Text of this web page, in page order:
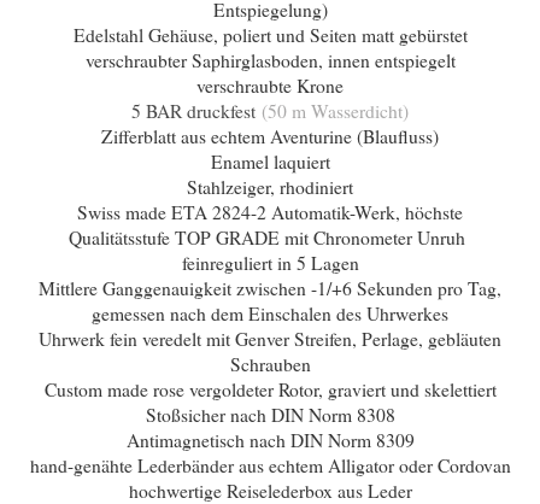
Entspiegelung)
Edelstahl Gehäuse, poliert und Seiten matt gebürstet
verschraubter Saphirglasboden, innen entspiegelt
verschraubte Krone
5 BAR druckfest (50 m Wasserdicht)
Zifferblatt aus echtem Aventurine (Blaufluss)
Enamel laquiert
Stahlzeiger, rhodiniert
Swiss made ETA 2824-2 Automatik-Werk, höchste
Qualitätsstufe TOP GRADE mit Chronometer Unruh
feinreguliert in 5 Lagen
Mittlere Ganggenauigkeit zwischen -1/+6 Sekunden pro Tag,
gemessen nach dem Einschalen des Uhrwerkes
Uhrwerk fein veredelt mit Genver Streifen, Perlage, gebläuten
Schrauben
Custom made rose vergoldeter Rotor, graviert und skelettiert
Stoßsicher nach DIN Norm 8308
Antimagnetisch nach DIN Norm 8309
hand-genähte Lederbänder aus echtem Alligator oder Cordovan
hochwertige Reiselederbox aus Leder